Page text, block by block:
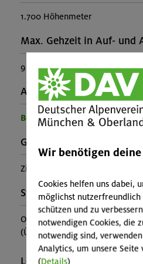
1.700 Höhenmeter
Max. Gehzeit in Auf- und
9 Stunden
Ausrüstung:
Benötigte Ausrüstung für
Gebirgsgruppe:
Zillertaler Alpen
Stützpunkt:
Olpererhütte
(Ü+HP MBZ ca.70€, Lager ca.
Wir benötigen
Cookies helfen uns dabei,
möglichst nutzerfreundlich
schützen und zu
notwendigen Cookies, die
notwendig sind,
Analytics, um unsere
(Details)